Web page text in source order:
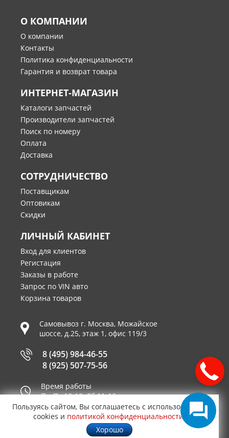
О КОМПАНИИ
О компании
Контакты
Политика конфиденциальности
Гарантия и возврат товара
ИНТЕРНЕТ-МАГАЗИН
Каталоги запчастей
Производители запчастей
Поиск по номеру
Оплата
Доставка
СОТРУДНИЧЕСТВО
Поставщикам
Оптовикам
Скидки
ЛИЧНЫЙ КАБИНЕТ
Вход для клиентов
Регистация
Заказы в работе
Запрос по VIN авто
Корзина товаров
Самовывоз г. Москва, Можайское
шоссе, д.25, этаж 1, офис 119/3
8 (495) 984-46-55
8 (925) 507-75-56
Время работы
Пн-Пт 10-19, Сб 11-16
Принимаем к оплате
Пользуясь сайтом, Вы соглашаетесь с использованием
cookies и политикой конфиденциальности
Хорошо